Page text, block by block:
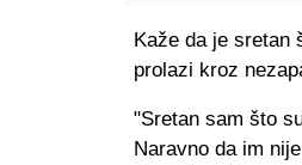
Kaže da je sretan
prolazi kroz
"Sretan sam što
Naravno da im